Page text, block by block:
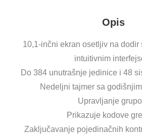
Opis
10,1-inčni ekran osetljiv na dodir
intuitivnim
Do 384 unutrašnje jedinice i 48
Nedeljni tajmer sa
Upravljanje
Prikazuje kodove
Zaključavanje pojedinačnih